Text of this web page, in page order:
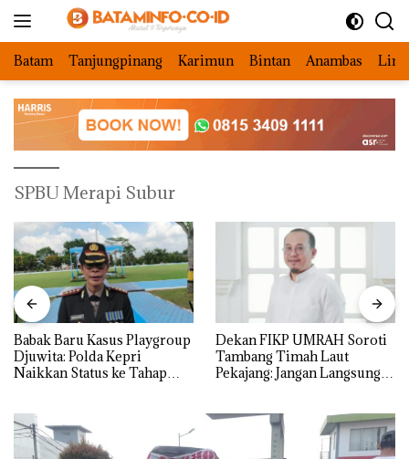
Batam Tanjungpinang Karimun Bintan Anambas
SPBU Merapi Subur
Babak Baru Kasus Playgroup
Djuwita: Polda Kepri
Naikkan Status ke Tahap
Dekan FIKP UMRAH Soroti
Tambang Timah Laut
Pekajang: Jangan Langsung
Lingkungannya